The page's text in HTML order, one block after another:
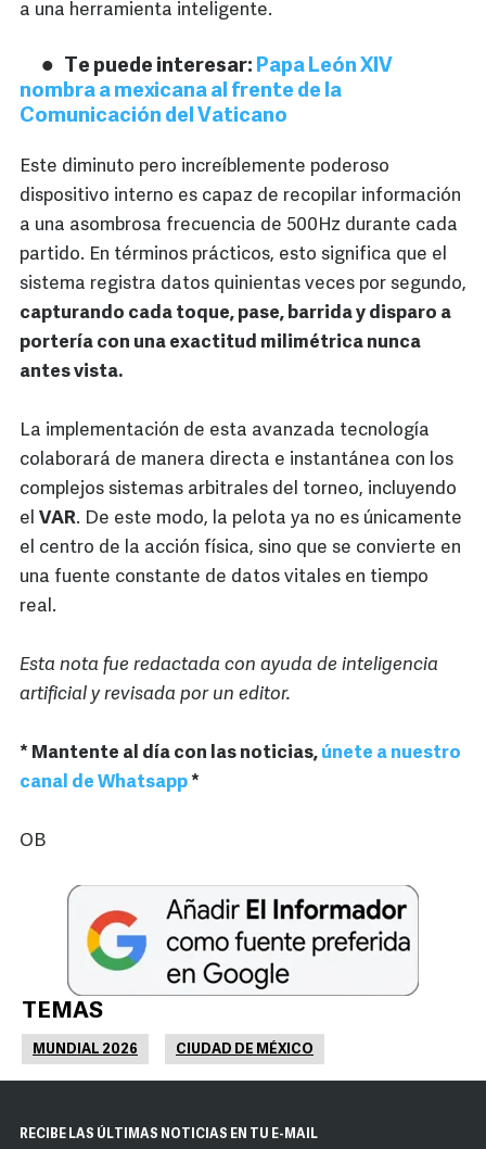
a una herramienta inteligente.
Te puede interesar: Papa León XIV
nombra a mexicana al frente de la
Comunicación del Vaticano
Este diminuto pero increíblemente poderoso
dispositivo interno es capaz de recopilar información
a una asombrosa frecuencia de 500Hz durante cada
partido. En términos prácticos, esto significa que el
sistema registra datos quinientas veces por segundo,
capturando cada toque, pase, barrida y disparo a
portería con una exactitud milimétrica nunca
antes vista.
La implementación de esta avanzada tecnología
colaborará de manera directa e instantánea con los
complejos sistemas arbitrales del torneo, incluyendo
el VAR. De este modo, la pelota ya no es únicamente
el centro de la acción física, sino que se convierte en
una fuente constante de datos vitales en tiempo
real.
Esta nota fue redactada con ayuda de inteligencia
artificial y revisada por un editor.
* Mantente al día con las noticias, únete a nuestro
canal de Whatsapp*
OB
TEMAS
MUNDIAL 2026 CIUDAD DE MÉXICO
RECIBE LAS ÚLTIMAS NOTICIAS EN TU E-MAIL